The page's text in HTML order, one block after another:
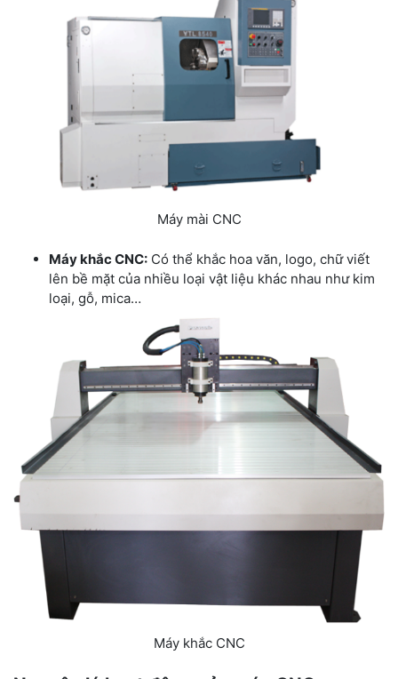
Máy mài CNC
Máy khắc CNC: Có thể khắc hoa văn, logo, chữ viết
lên bề mặt của nhiều loại vật liệu khác nhau như kim
loại, gỗ, mica…
Máy khắc CNC